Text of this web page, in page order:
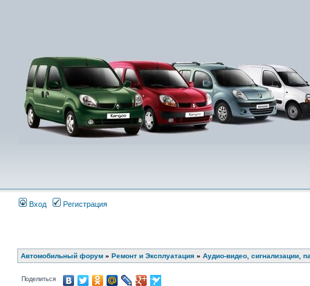
Вход Регистрация
Автомобильный форум » Ремонт и Эксплуатация » Аудио-видео, сигнализации,
Поделиться